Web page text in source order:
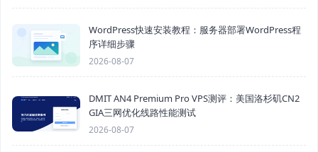
WordPress快速安装教程：服务器部署WordPress程
序详细步骤
2026-08-07
DMIT AN4 Premium Pro VPS测评：美国洛杉矶CN2
GIA三网优化线路性能测试
2026-08-07